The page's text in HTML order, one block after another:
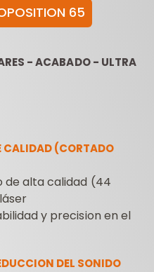
65
- ACABADO - ULTRA
CALIDAD (CORTADO
de alta calidad (44
y precision en el
DEL SONIDO